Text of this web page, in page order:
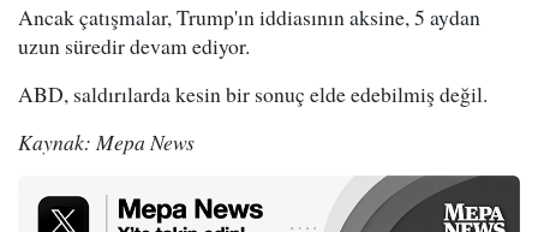
Ancak çatışmalar, Trump'ın iddiasının aksine, 5 aydan
uzun süredir devam ediyor.
ABD, saldırılarda kesin bir sonuç elde edebilmiş değil.
Kaynak: Mepa News